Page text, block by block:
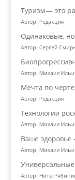
Туризм — это
Автор: Редакция
Одинаковые,
Автор: Сергей
Автор: Михаил
Мечта по
Автор: Редакция
Технологии
Автор: Михаил
Ваше здоровье
Автор: Михаил
Автор: Нина